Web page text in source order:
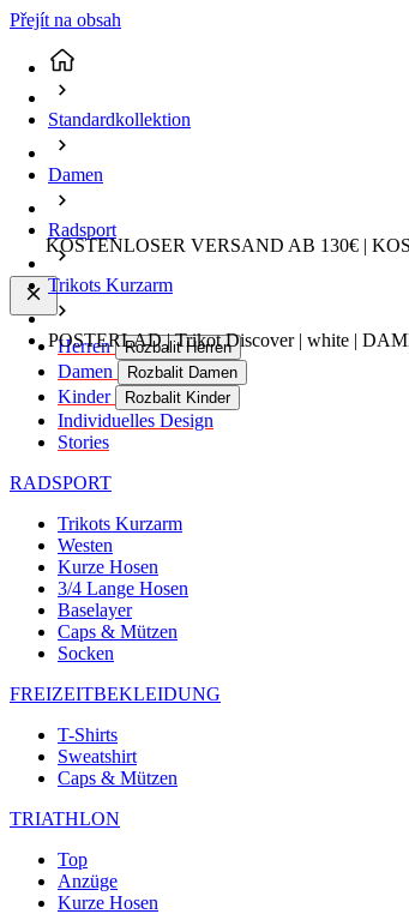
Přejít na obsah
KOSTENLOSER VERSAND AB 130€ |
Herren Rozbalit Herren
Damen Rozbalit Damen
Kinder Rozbalit Kinder
Individuelles Design
Stories
RADSPORT
Trikots Kurzarm
Westen
Kurze Hosen
3/4 Lange Hosen
Baselayer
Caps & Mützen
Socken
FREIZEITBEKLEIDUNG
T-Shirts
Sweatshirt
Caps & Mützen
TRIATHLON
Top
Anzüge
Kurze Hosen
Standardkollektion
Damen
Radsport
Trikots Kurzarm
POSTERLAD | Trikot Discover | white |